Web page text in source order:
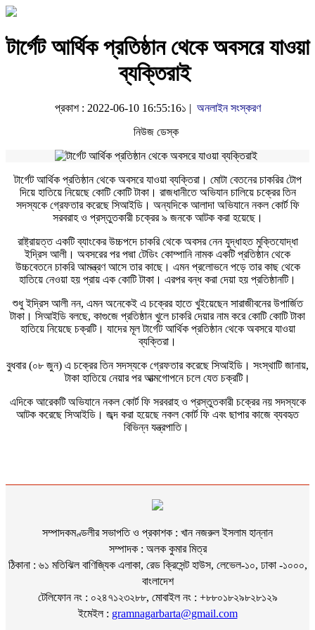
টার্গেট আর্থিক প্রতিষ্ঠান থেকে অবসরে যাওয়া
ব্যক্তিরাই
প্রকাশ : 2022-06-10 16:55:16১ | অনলাইন সংস্করণ
নিউজ ডেস্ক
টার্গেট আর্থিক প্রতিষ্ঠান থেকে অবসরে যাওয়া ব্যক্তিরা। মোটা বেতনের চাকরির টোপ
দিয়ে হাতিয়ে নিয়েছে কোটি কোটি টাকা। রাজধানীতে অভিযান চালিয়ে চক্রের তিন
সদস্যকে গ্রেফতার করেছে সিআইডি। অন্যদিকে আলাদা অভিযানে নকল কোর্ট ফি
সরবরাহ ও প্রস্তুতকারী চক্রের ৯ জনকে আটক করা হয়েছে।
রাষ্ট্রায়ত্ত একটি ব্যাংকের উচ্চপদে চাকরি থেকে অবসর নেন যুদ্ধাহত মুক্তিযোদ্ধা
ইদ্রিস আলী। অবসরের পর পদ্মা টেডিং কোম্পানি নামক একটি প্রতিষ্ঠান থেকে
উচ্চবেতনে চাকরি আমন্ত্রণ আসে তার কাছে। এমন প্রলোভনে পড়ে তার কাছ থেকে
হাতিয়ে নেওয়া হয় প্রায় এক কোটি টাকা। এরপর বন্ধ করা দেয়া হয় প্রতিষ্ঠানটি।
শুধু ইদ্রিস আলী নন, এমন অনেকেই এ চক্রের হাতে খুইয়েছেন সারাজীবনের উপার্জিত
টাকা। সিআইডি বলছে, কাগুজে প্রতিষ্ঠান খুলে চাকরি দেয়ার নাম করে কোটি কোটি টাকা
হাতিয়ে নিয়েছে চক্রটি। যাদের মূল টার্গেট আর্থিক প্রতিষ্ঠান থেকে অবসরে যাওয়া
ব্যক্তিরা।
বুধবার (০৮ জুন) এ চক্রের তিন সদস্যকে গ্রেফতার করেছে সিআইডি। সংস্থাটি জানায়,
টাকা হাতিয়ে নেয়ার পর আত্মগোপনে চলে যেত চক্রটি।
এদিকে আরেকটি অভিযানে নকল কোর্ট ফি সরবরাহ ও প্রস্তুতকারী চক্রের নয় সদস্যকে
আটক করেছে সিআইডি। জব্দ করা হয়েছে নকল কোর্ট ফি এবং ছাপার কাজে ব্যবহৃত
বিভিন্ন যন্ত্রপাতি।
সম্পাদকমণ্ডলীর সভাপতি ও প্রকাশক : খান নজরুল ইসলাম হান্নান
সম্পাদক : অলক কুমার মিত্র
ঠিকানা : ৬১ মতিঝিল বাণিজ্যিক এলাকা, রেড ক্রিসেন্ট হাউস, লেভেল-১০, ঢাকা -১০০০,
বাংলাদেশ
টেলিফোন নং : ০২৪৭১২৩২৮৮, মোবাইল নং : +৮৮০১৮২৯৮২৮১২৯
ইমেইল : gramnagarbarta@gmail.com